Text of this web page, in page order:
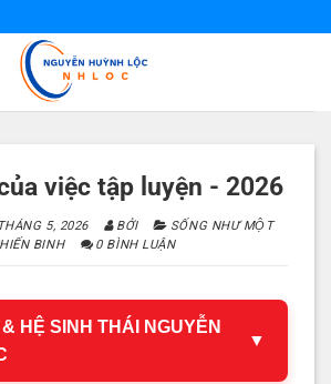
việc tập luyện - 2026
5, 2026 BỞI
SỐNG NHƯ MỘT
BINH
0 BÌNH LUẬN
HỆ SINH THÁI NGUYỄN
▼